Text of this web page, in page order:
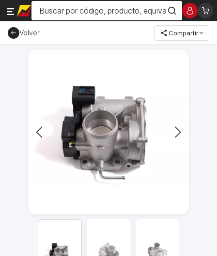
Volver Compartir